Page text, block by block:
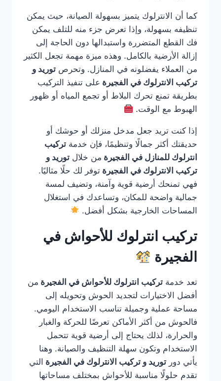
كما أن الانترلوك يتميز بسهولة الصيانة، حيث يمكن
تنظيفه بسهولة، وإذا تعرض جزء منه للتلف يمكن
فك القطع المتضررة واستبدالها دون الحاجة إلى
إزالة الأرضية بالكامل. وهذه ميزة مهمة تجعل الكثير
من العملاء يفضلونه في المنازل. وتحرص توريد و
تركيب الانترلوك في الفجيرة على تنفيذ التركيب
بطريقة تمنع تحرك البلاط أو تجمع المياه أو ظهور
الهبوط مع الوقت.
إذا كنت تريد جعل مدخل منزلك أو حوشك أو
حديقتك أكثر جمالًا وتنظيمًا، فإن خدمة تركيب
انترلوك للمنازل في الفجيرة من خلال توريد و
تركيب الانترلوك في الفجيرة توفر لك حلًا مثاليًا.
فهي تمنحك أرضية قوية وآمنة، وتضيف لمسة
جمالية واضحة للمكان، وتساعدك في استغلال
المساحات الخارجية بشكل أفضل.
تركيب انترلوك للأحواش في
الفجيرة
تعد خدمة تركيب انترلوك للأحواش في الفجيرة من
أفضل الاختيارات لتجديد الحوش وتحويله إلى
مساحة عملية وجميلة تناسب الاستخدام اليومي.
فالحوش من أكثر الأماكن تعرضًا للحركة والغبار
والحرارة، لذلك يحتاج إلى أرضية قوية تتحمل
الاستخدام وتكون سهلة التنظيف والصيانة. وهنا
يأتي دور توريد و تركيب الانترلوك في الفجيرة التي
تقدم حلولًا مناسبة للأحواش بمختلف مساحاتها